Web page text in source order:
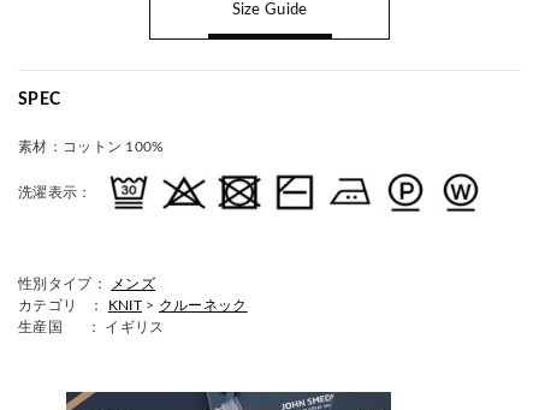
Size Guide
SPEC
素材： コットン 100%
洗濯表示：
性別タイプ：
メンズ
カテゴリ ：
KNIT > クルーネック
生産国
： イギリス